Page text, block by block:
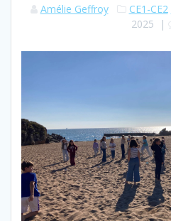
Amélie Geffroy CE1-CE2
2025 |